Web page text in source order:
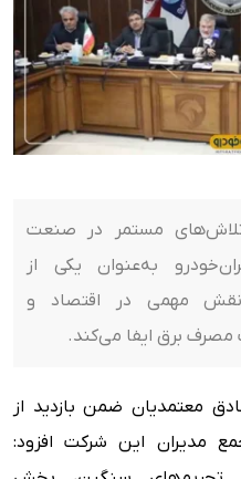
تلاش‌های مستمر در صنعت
به‌عنوان یکی از
نقش مهمی در اقتصاد و
برق ایفا می‌کند.
معتمدیان ضمن بازدید از
مدیران این شرکت افزود: